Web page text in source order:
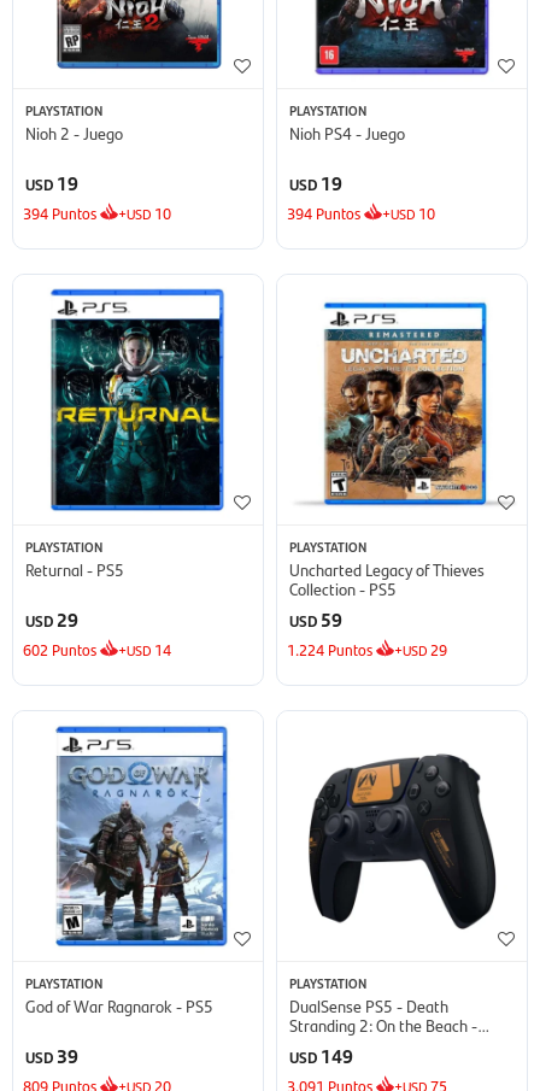
PLAYSTATION
Nioh 2 - Juego
USD 19
394 Puntos +USD 10
PLAYSTATION
Nioh PS4 - Juego
USD 19
394 Puntos +USD 10
PLAYSTATION
Returnal - PS5
USD29
602 Puntos +USD 14
PLAYSTATION
Uncharted Legacy of Thieves
Collection - PS5
USD 59
1.224 Puntos +USD29
PLAYSTATION
God of War Ragnarok - PS5
USD 39
809 Puntos +USD 20
PLAYSTATION
DualSense PS5 - Death
Stranding 2: On the Beach -
Edición Limitada
USD 149
3.091 Puntos +USD75